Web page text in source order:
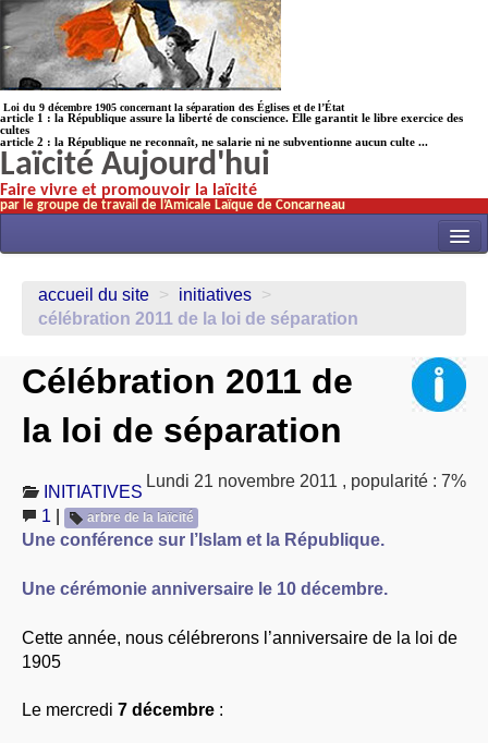
Loi du 9 décembre 1905 concernant la séparation des Églises et de l’État
article 1 : la République assure la liberté de conscience. Elle garantit le libre exercice des
cultes
article 2 : la République ne reconnaît, ne salarie ni ne subventionne aucun culte ...
Laïcité Aujourd'hui
Faire vivre et promouvoir la laïcité
par le groupe de travail de l’Amicale Laïque de Concarneau
ACTUALITÉS
ÉCOLES
HISTOIRE(s)
À PROPOS
LIBRES OPINIONS
accueil du site > initiatives >
célébration 2011 de la loi de séparation
Célébration 2011 de
la loi de séparation
Lundi 21 novembre 2011 , popularité : 7%
INITIATIVES
1
arbre de la laïcité
Une conférence sur l’Islam et la République.
Une cérémonie anniversaire le 10 décembre.
Cette année, nous célébrerons l’anniversaire de la loi de
1905
Le mercredi 7 décembre :